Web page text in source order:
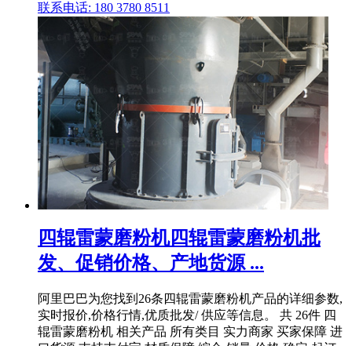
联系电话: 180 3780 8511
四辊雷蒙磨粉机四辊雷蒙磨粉机批
发、促销价格、产地货源 ...
阿里巴巴为您找到26条四辊雷蒙磨粉机产品的详细参数,
实时报价,价格行情,优质批发/ 供应等信息。 共 26件 四
辊雷蒙磨粉机 相关产品 所有类目 实力商家 买家保障 进